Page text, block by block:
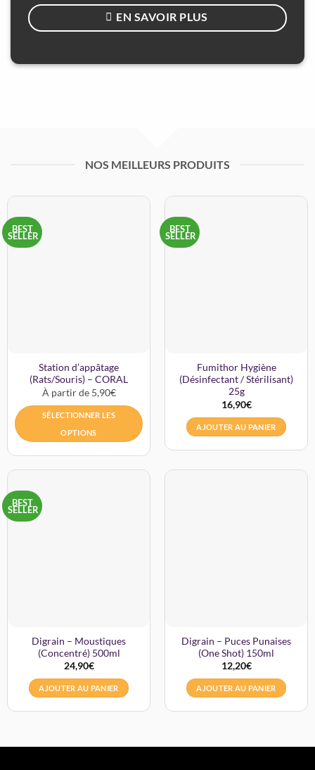
EN SAVOIR PLUS
NOS MEILLEURS PRODUITS
BEST
SELLER
Station d’appâtage
(Rats/Souris) – CORAL
À partir de 5,90€
SÉLECTIONNER LES
OPTIONS
BEST
SELLER
Fumithor Hygiène
(Désinfectant / Stérilisant)
25g
16,90€
AJOUTER AU PANIER
BEST
SELLER
Digrain – Moustiques
(Concentré) 500ml
24,90€
AJOUTER AU PANIER
Digrain – Puces Punaises
(One Shot) 150ml
12,20€
AJOUTER AU PANIER